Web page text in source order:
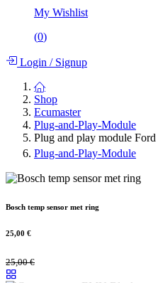
My Wishlist
(0)
Login /Signup
Shop
Ecumaster
Plug-and-Play-Module
Plug and play module
Plug-and-Play-Module
Bosch temp sensor met ring
25,00 €
25,00€